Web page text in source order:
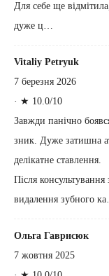
Для себе ще
дуже ц…
Vitaliy Petryuk
7 березня 2026
· ★ 10.0/10
Завжди панічно
зник. Дуже затишна
делікатне ставлення.
Після
видалення зубного
Ольга Гаврисюк
7 жовтня 2025